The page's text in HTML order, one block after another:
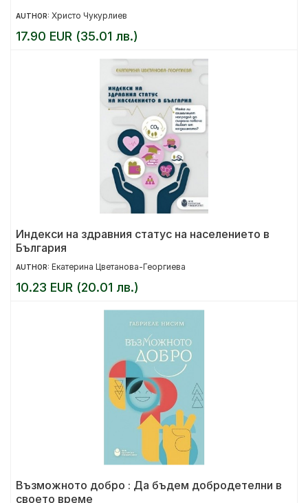
AUTHOR: Христо Чукурлиев
17.90 EUR (35.01 лв.)
Индекси на здравния статус на населението в
България
AUTHOR: Екатерина Цветанова-Георгиева
10.23 EUR (20.01 лв.)
Възможното добро : Да бъдем добродетелни в
своето време